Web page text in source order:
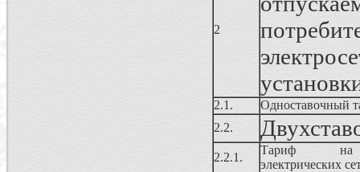
2
2.1.
Одноставочный
2.2.
2.2.1.
Тариф на
электрических